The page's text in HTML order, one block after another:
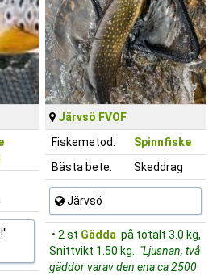
Järvsö FVOF
Fiskemetod:
Spinnfiske
Bästa bete:
Skeddrag
Järvsö
• 2 st Gädda på totalt 3.0 kg,
Snittvikt 1.50 kg.
"Ljusnan, två
gäddor varav den ena ca 2500